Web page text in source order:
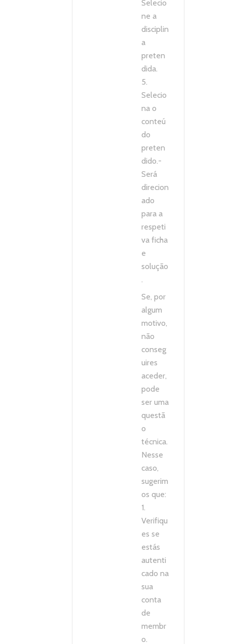
Selecio
ne a
disciplin
a
preten
dida.
5.
Selecio
na o
conteú
do
preten
dido.-
Será
direcion
ado
para a
respeti
va ficha
e
solução
.
Se, por
algum
motivo,
não
conseg
uires
aceder,
pode
ser uma
questã
o
técnica.
Nesse
caso,
sugerim
os que:
1.
Verifiqu
es se
estás
autenti
cado na
sua
conta
de
membr
o.